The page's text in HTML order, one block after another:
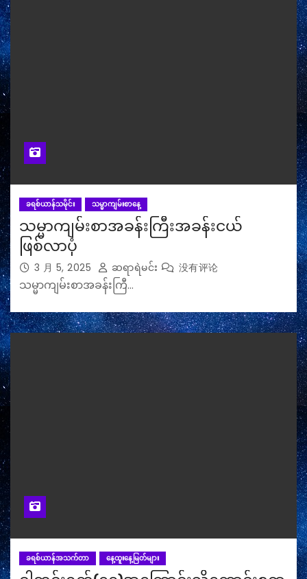
ခရစ်ယာန်သမိုင်း သမ္မာကျမ်းစာနေ့
သမ္မာကျမ်းစာအခန်းကြီးအခန်းငယ်
ဖြစ်လာပုံ
3 月 5, 2025 ဆရာရဲမင်း 没有评论
သမ္မာကျမ်းစာအခန်းကြီ…
ခရစ်ယာန်အသက်တာ နေ့ထူးနေ့မြတ်များ